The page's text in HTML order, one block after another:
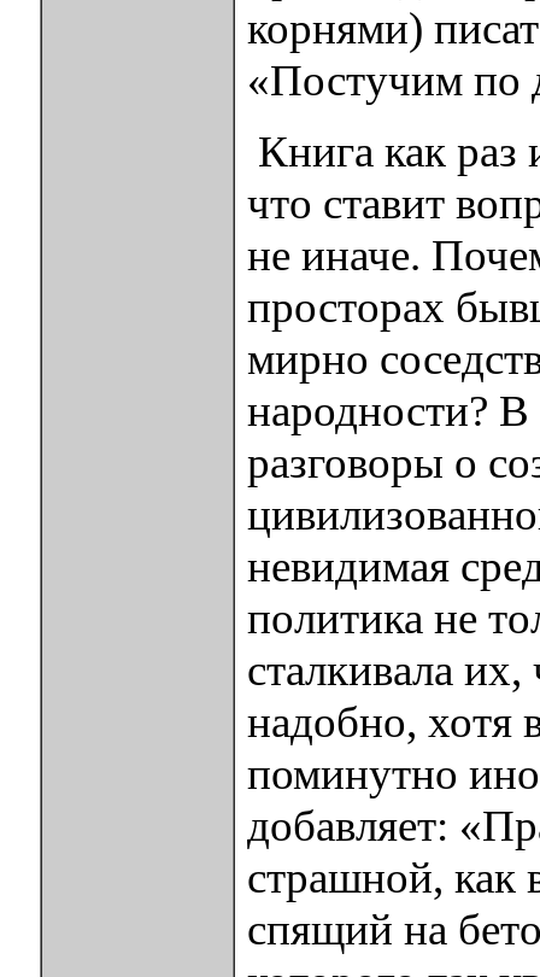
корнями)
«Постучим по
Книга как раз
что ставит
не иначе.
просторах
мирно
народности?
разговоры о
невидимая
политика не
сталкивала
надобно, хотя
поминутно
добавляет:
страшной, как
спящий на